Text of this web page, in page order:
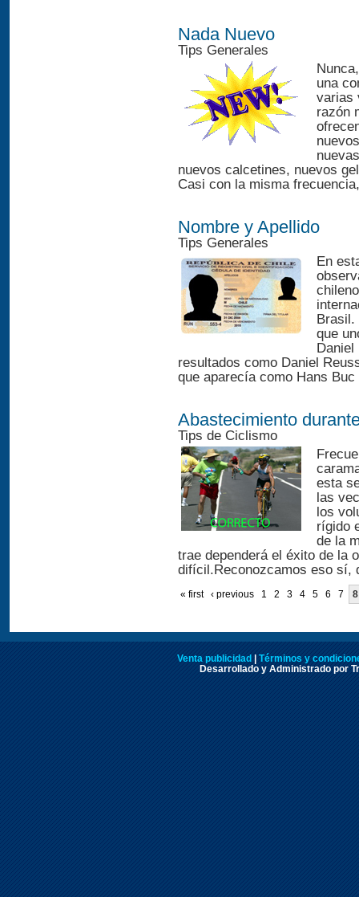
Nada Nuevo
Tips Generales
una
varias
razón
nuevos calcetines, nuevos
Casi con la misma
Nombre y Apellido
Tips Generales
En
Brasil.
que
Daniel
resultados como Daniel
que aparecía como Hans
Abastecimiento
Tips de Ciclismo
esta
las
los
rígido
de la
trae dependerá el éxito de la
difícil.Reconozcamos eso sí,
« first ‹ previous 1 2 3 4 5 6 7 8
Venta publicidad
Términos y
Desarrollado y Administrado por